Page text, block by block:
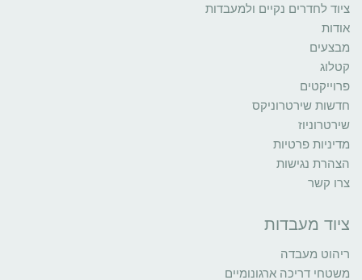
ציוד לחדרים נקיים ולמעבדות
אודות
מבצעים
קטלוג
פרוייקטים
חדשות שירטרוניקס
שירטרוניוז
מדיניות פרטיות
הצהרת נגישות
צרו קשר
ציוד מעבדות
ריהוט מעבדה
משטחי דריכה ארגונומיים